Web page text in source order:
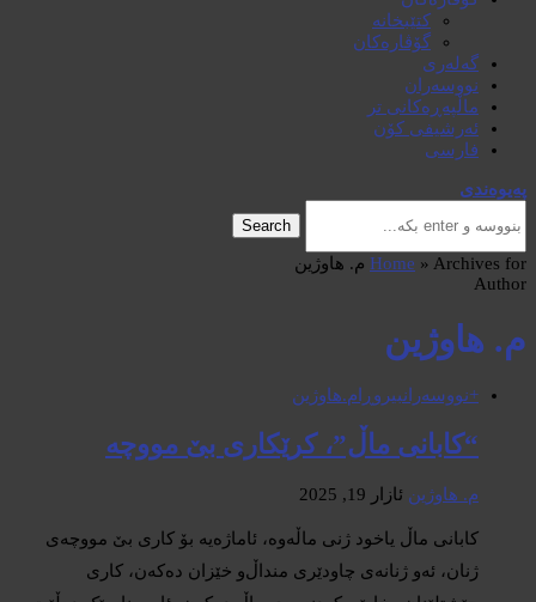
کتێبخانە
گۆڤارەکان
گەلەری
نووسەران
ماڵپەڕەکانی تر
ئەرشیفی کۆن
فارسی
پەیوەندی
Search
Home » Archives for م. هاوژین
Author
م. هاوژین
+نووسەرانبیروڕا م.هاوژین
“کابانی ماڵ”، کرێکاری بێ مووچە
م. هاوژین ئازار 19, 2025
کابانی ماڵ یاخود ژنی ماڵەوە، ئاماژەیە بۆ کاری بێ مووچەی
ژنان، ئەو ژنانەی چاودێری منداڵ‌و خێزان دەکەن، کاری